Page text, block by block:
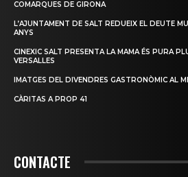
COMARQUES DE GIRONA
L’AJUNTAMENT DE SALT REDUEIX EL DEUTE
ANYS
CINEXIC SALT PRESENTA LA MAMA ÉS PURA
VERSALLES
IMATGES DEL DIVENDRES GASTRONÒMIC AL
CÀRITAS A PROP 41
CONTACTE